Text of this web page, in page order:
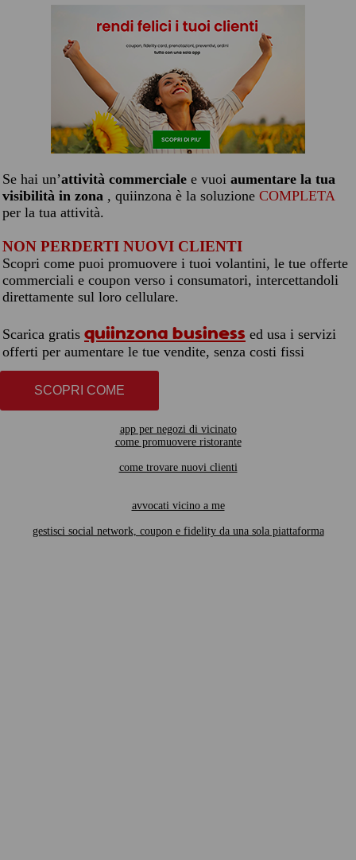
Se hai un’attività commerciale e vuoi aumentare la tua
visibilità in zona , quiinzona è la soluzione COMPLETA
per la tua attività.
NON PERDERTI NUOVI CLIENTI
Scopri come puoi promuovere i tuoi volantini, le tue offerte
commerciali e coupon verso i consumatori, intercettandoli
direttamente sul loro cellulare.
Scarica gratis quiinzona business ed usa i servizi
offerti per aumentare le tue vendite, senza costi fissi
SCOPRI COME
app per negozi di vicinato
come promuovere ristorante
come trovare nuovi clienti
avvocati vicino a me
gestisci social network, coupon e fidelity da una sola piattaforma